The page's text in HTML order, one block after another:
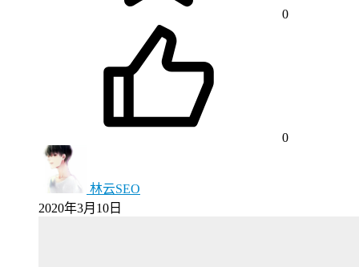
0
0
林云SEO
2020年3月10日